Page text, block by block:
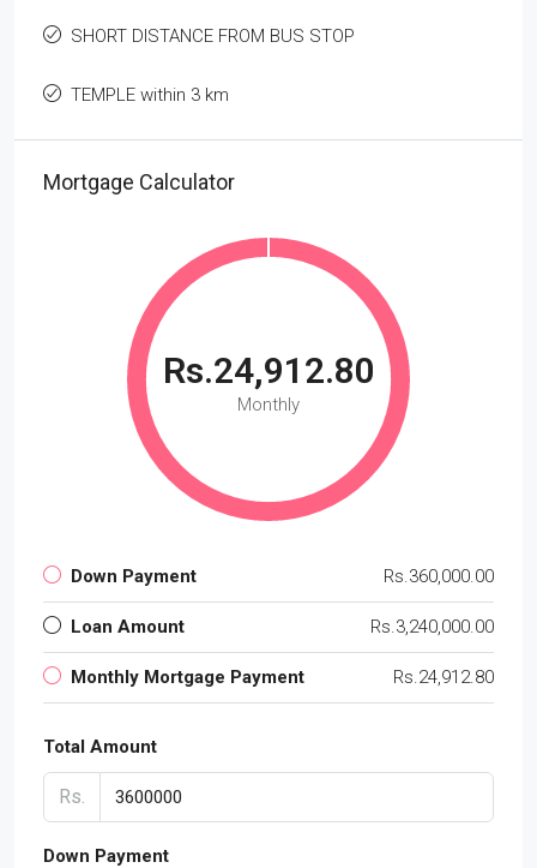
SHORT DISTANCE FROM BUS STOP
TEMPLE within 3 km
Mortgage Calculator
Rs.24,912.80
Monthly
Down Payment Rs.360,000.00
Loan Amount Rs.3,240,000.00
Monthly Mortgage Payment Rs.24,912.80
Total Amount
Rs.
Down Payment